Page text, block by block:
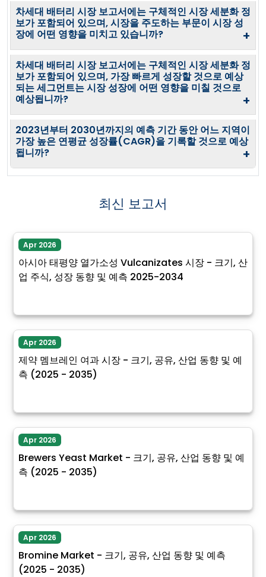
차세대 배터리 시장 보고서에는 구체적인 시장 세분화 정
보가 포함되어 있으며, 시장을 주도하는 부문이 시장 성
장에 어떤 영향을 미치고 있습니까?
+
차세대 배터리 시장 보고서에는 구체적인 시장 세분화 정
보가 포함되어 있으며, 가장 빠르게 성장할 것으로 예상
되는 세그먼트는 시장 성장에 어떤 영향을 미칠 것으로
예상됩니까?
+
2023년부터 2030년까지의 예측 기간 동안 어느 지역이
가장 높은 연평균 성장률(CAGR)을 기록할 것으로 예상
됩니까?
+
최신 보고서
Apr 2026
아시아 태평양 열가소성 Vulcanizates 시장 - 크기, 산
업 주식, 성장 동향 및 예측 2025-2034
Apr 2026
제약 멤브레인 여과 시장 - 크기, 공유, 산업 동향 및 예
측 (2025 - 2035)
Apr 2026
Brewers Yeast Market - 크기, 공유, 산업 동향 및 예
측 (2025 - 2035)
Apr 2026
Bromine Market - 크기, 공유, 산업 동향 및 예측
(2025 - 2035)